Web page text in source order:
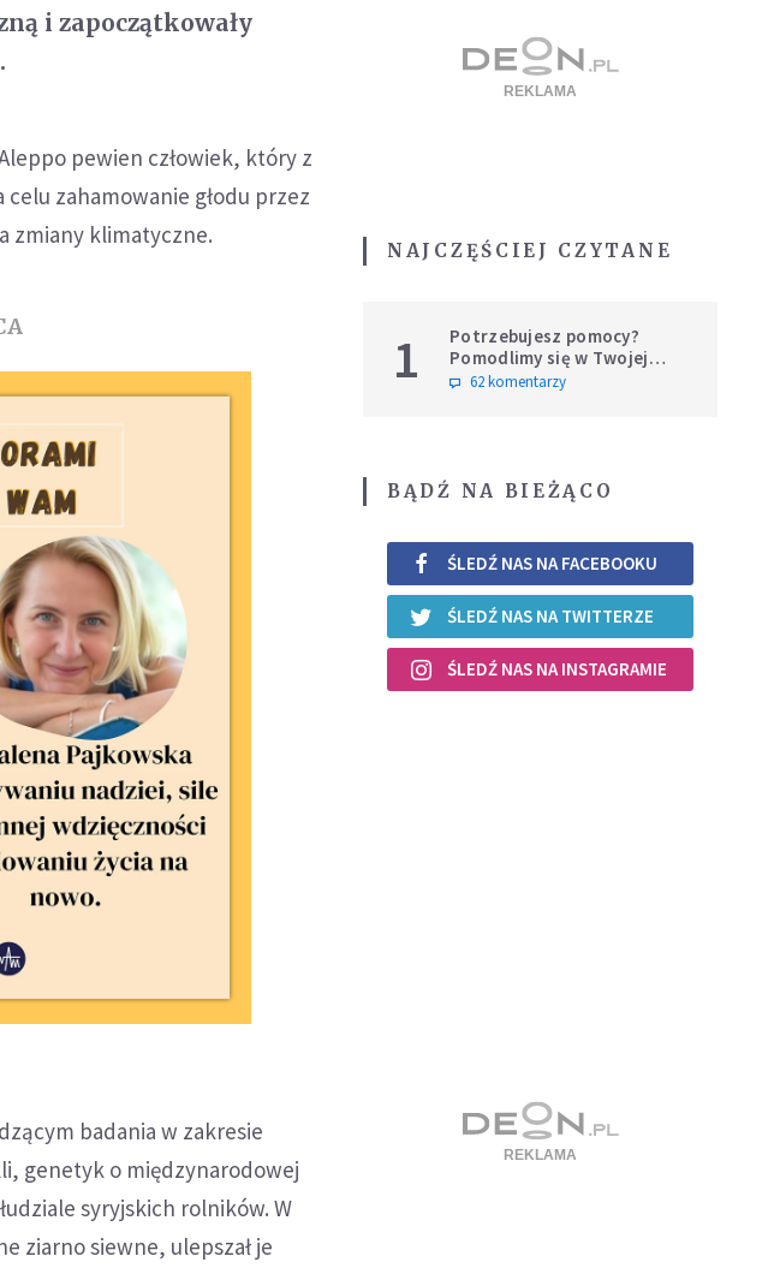
i zapoczątkowały
pewien człowiek, który z
zahamowanie głodu przez
zmiany klimatyczne.
badania w zakresie
genetyk o międzynarodowej
syryjskich rolników. W
ziarno siewne, ulepszał je
NAJCZĘŚCIEJ CZYTANE
1
Potrzebujesz pomocy?
Pomodlimy się w Twojej
intencji
62 komentarzy
BĄDŹ NA BIEŻĄCO
ŚLEDŹ NAS NA FACEBOOKU
ŚLEDŹ NAS NA TWITTERZE
ŚLEDŹ NAS NA INSTAGRAMIE